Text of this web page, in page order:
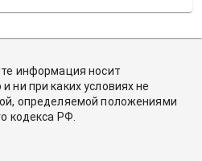
информация носит
ни при каких условиях не
определяемой положениями
кодекса РФ.